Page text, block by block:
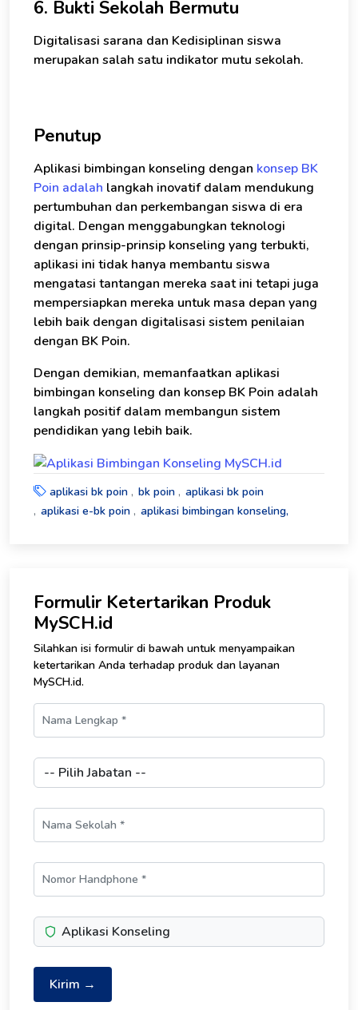
6. Bukti Sekolah Bermutu
Digitalisasi sarana dan Kedisiplinan siswa
merupakan salah satu indikator mutu sekolah.
Penutup
Aplikasi bimbingan konseling dengan konsep BK
Poin adalah langkah inovatif dalam mendukung
pertumbuhan dan perkembangan siswa di era
digital. Dengan menggabungkan teknologi
dengan prinsip-prinsip konseling yang terbukti,
aplikasi ini tidak hanya membantu siswa
mengatasi tantangan mereka saat ini tetapi juga
mempersiapkan mereka untuk masa depan yang
lebih baik dengan digitalisasi sistem penilaian
dengan BK Poin.
Dengan demikian, memanfaatkan aplikasi
bimbingan konseling dan konsep BK Poin adalah
langkah positif dalam membangun sistem
pendidikan yang lebih baik.
aplikasi bk poin bk poin
aplikasi bk poin
aplikasi e-bk poin
aplikasi bimbingan konseling,
Formulir Ketertarikan Produk
MySCH.id
Silahkan isi formulir di bawah untuk menyampaikan
ketertarikan Anda terhadap produk dan layanan
MySCH.id.
Aplikasi Konseling
Kirim →